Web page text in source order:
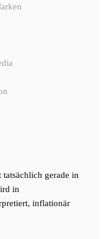
gerade in
in
inflationär